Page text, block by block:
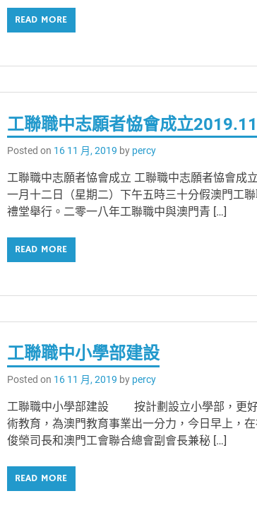
READ MORE
工聯職中志願者恊會成立
Posted on 16 11 月, 2019 by percy
工聯職中志願者恊會成立 工聯職中志願者恊會成
一月十二日（星期二）下午五時三十分假澳門工
禮堂舉行。二零一八年工聯職中與澳門青 […]
READ MORE
工聯職中小學部建設
Posted on 16 11 月, 2019 by percy
工聯職中小學部建設 按計劃設立小學部，更好
術教育，為澳門教育事業出一分力，今日早上，
俊榮司長和澳門工會聯合總會副會長兼秘 […]
READ MORE